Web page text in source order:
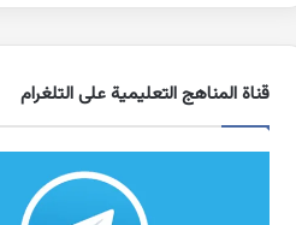
قناة المناهج التعليمية على التلغرام